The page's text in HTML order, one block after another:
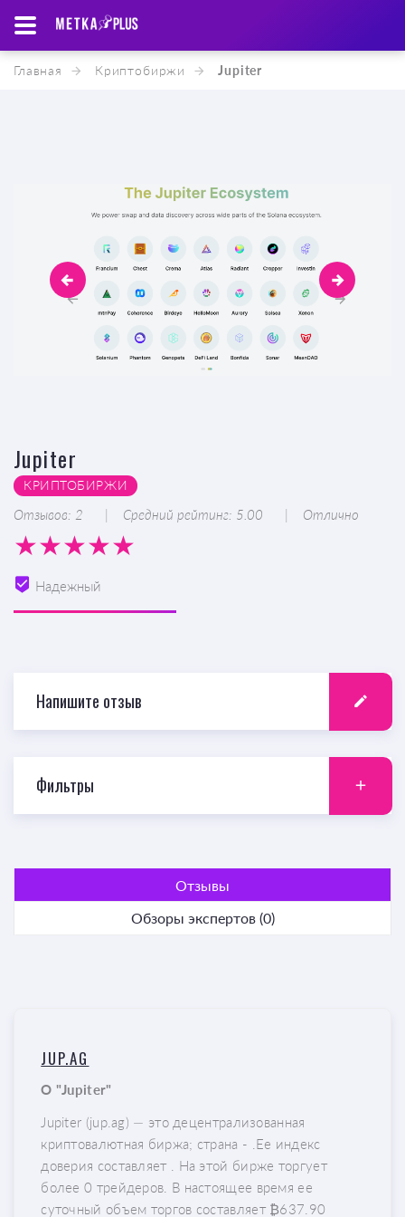
Главная Криптобиржи Jupiter
Jupiter
КРИПТОБИРЖИ
Отзывов: 2 Средний рейтинг: 5.00 Отлично
Надежный
Напишите отзыв
Фильтры
Отзывы
Обзоры экспертов (0)
JUP.AG
О "Jupiter"
Jupiter (jup.ag) — это децентрализованная
криптовалютная биржа; страна - .Ее индекс
доверия составляет . На этой бирже торгует
более 0 трейдеров. В настоящее время ее
суточный объем торгов составляет ₿637.90